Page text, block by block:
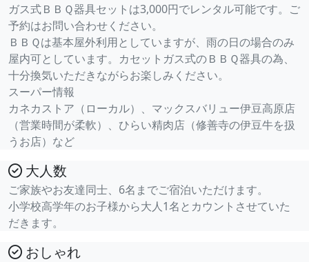
ガス式ＢＢＱ器具セットは3,000円でレンタル可能です。ご
予約はお問い合わせください。
ＢＢＱは基本屋外利用としていますが、雨の日の場合のみ
屋内可としています。カセットガス式のＢＢＱ器具の為、
十分換気いただきながらお楽しみください。
スーパー情報
カネカストア（ローカル）、マックスバリュー伊豆高原店
（営業時間が柔軟）、ひらい精肉店（修善寺の伊豆牛を扱
うお店）など
大人数
ご家族やお友達同士、6名までご宿泊いただけます。
小学校高学年のお子様から大人1名とカウントさせていた
だきます。
おしゃれ